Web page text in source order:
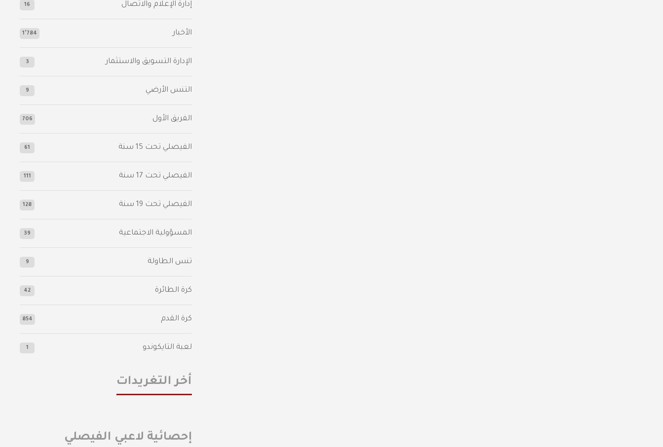
إدارة الإعلام والاتصال 16
الأخبار 1٬784
الإدارة التسويق والاستثمار 3
التنس الأرضي 9
الفريق الأول 706
الفيصلي‬⁩ تحت 15 سنة 61
‫الفيصلي‬⁩ تحت 17 سنة 111
الفيصلي‬⁩ تحت 19 سنة 128
المسؤولية الاجتماعية 39
تنس الطاولة 9
كرة الطائرة 42
كرة القدم 854
لعبة التايكوندو 1
أخر التغريدات
إحصائية لاعبي الفيصلي